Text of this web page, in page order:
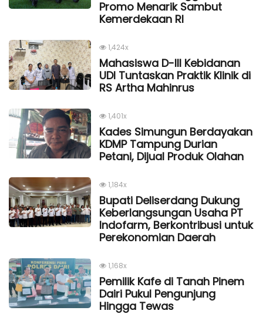
Promo Menarik Sambut
Kemerdekaan Rl
1,424x
Mahasiswa D-III Kebidanan
UDI Tuntaskan Praktik Klinik di
RS Artha Mahinrus
1,401x
Kades Simungun Berdayakan
KDMP Tampung Durian
Petani, Dijual Produk Olahan
1,184x
Bupati Deliserdang Dukung
Keberlangsungan Usaha PT
Indofarm, Berkontribusi untuk
Perekonomian Daerah
1,168x
Pemilik Kafe di Tanah Pinem
Dairi Pukul Pengunjung
Hingga Tewas